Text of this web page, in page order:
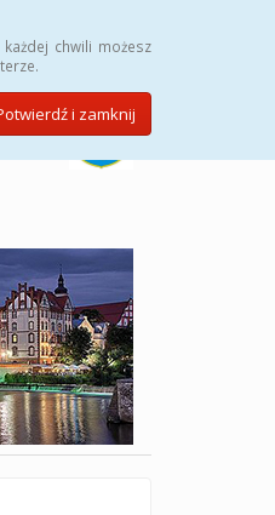
chwili możesz
i zamknij